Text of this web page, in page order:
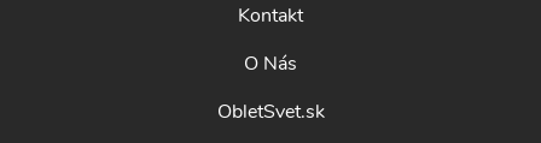
Kontakt
O Nás
ObletSvet.sk